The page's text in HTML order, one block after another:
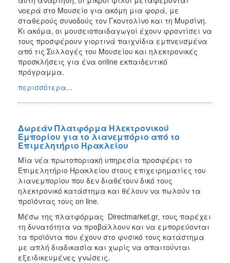
νοερά στο Μουσείο για ακόμη μια φορά, με
σταθερούς συνοδούς τον Γκοντολίνο και τη Μυρσίνη.
Κι ακόμα, οι μουσειοπαιδαγωγοί έχουν φροντίσει να
τους προσφέρουν γιορτινά παιχνίδια εμπνευσμένα
από τις Συλλογές του Μουσείου και ηλεκτρονικές
προσκλήσεις για ένα online εκπαιδευτικό
πρόγραμμα.
περισσότερα...
Δωρεάν Πλατφόρμα Ηλεκτρονικού
Εμπορίου για το λιανεμπόριο από το
Επιμελητήριο Ηρακλείου
Μία νέα πρωτοποριακή υπηρεσία προσφέρει το
Επιμελητήριο Ηρακλείου στους επιχειρηματίες του
λιανεμπορίου που δεν διαθέτουν δικό τους
ηλεκτρονικό κατάστημα και θέλουν να πωλούν τα
προϊόντας τους on line.
Μέσω της πλατφόρμας Directmarket.gr, τους παρέχει
τη δυνατότητα να προβάλλουν και να εμπορεύονται
τα προϊόντα που έχουν στο φυσικό τους κατάστημα
με απλή διαδικασία και χωρίς να απαιτούνται
εξειδικευμένες γνώσεις.